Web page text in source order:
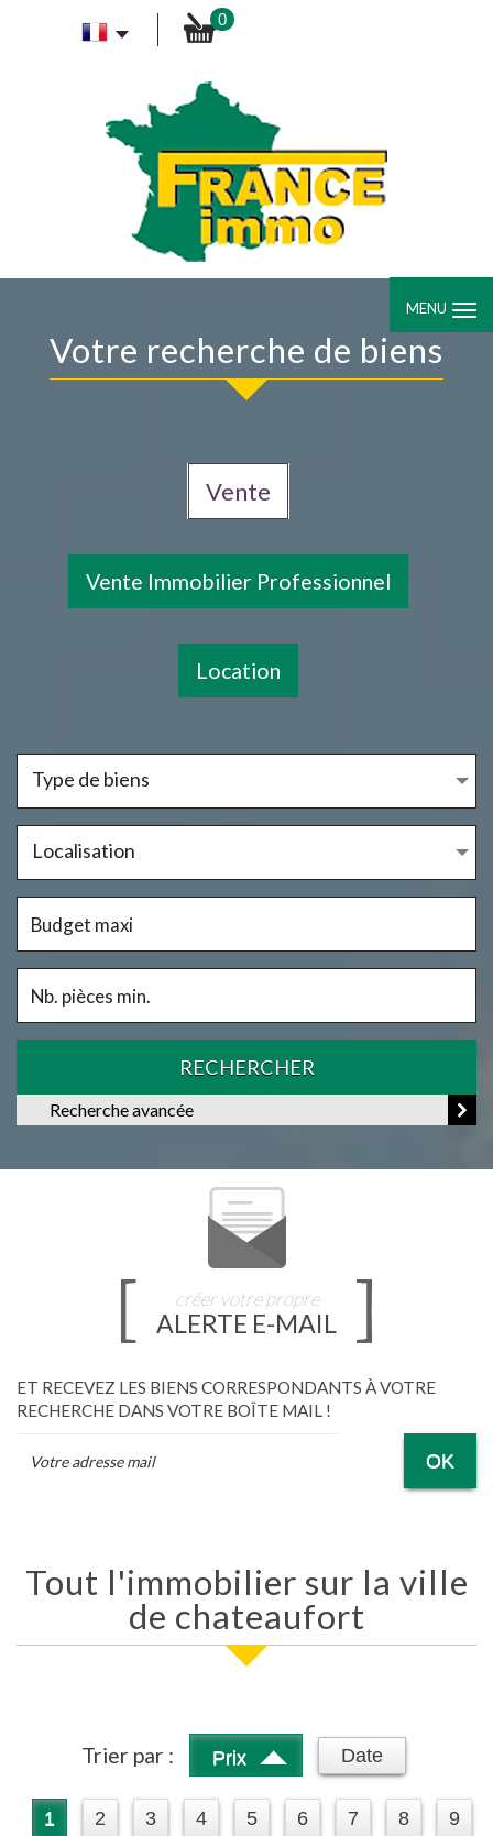
0
MENU
Votre recherche de biens
Vente
Vente Immobilier Professionnel
Location
Type de biens
Localisation
RECHERCHER
Recherche avancée
créer votre propre
ALERTE E-MAIL
ET RECEVEZ LES BIENS CORRESPONDANTS À VOTRE
RECHERCHE DANS VOTRE BOÎTE MAIL !
OK
Tout l'immobilier sur la ville
de chateaufort
Trier par : Prix Date
1 2 3 4 5 6 7 8 9